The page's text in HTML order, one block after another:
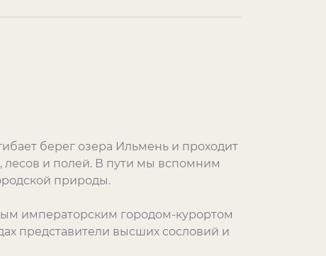
берег озера Ильмень и проходит
и полей. В пути мы вспомним
природы.
императорским городом-курортом
представители высших сословий и